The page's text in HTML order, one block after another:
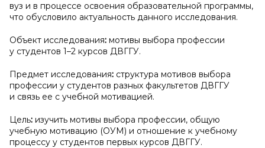
вуз и в процессе освоения образовательной программы,
что обусловило актуальность данного исследования.
Объект исследования: мотивы выбора профессии
у студентов 1–2 курсов ДВГГУ.
Предмет исследования: структура мотивов выбора
профессии у студентов разных факультетов ДВГГУ
и связь ее с учебной мотивацией.
Цель: изучить мотивы выбора профессии, общую
учебную мотивацию (ОУМ) и отношение к учебному
процессу у студентов первых курсов ДВГГУ.